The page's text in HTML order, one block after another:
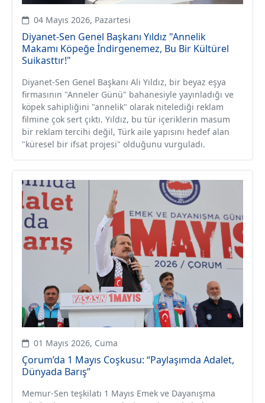
04 Mayıs 2026, Pazartesi
Diyanet-Sen Genel Başkanı Yıldız "Annelik
Makamı Köpeğe İndirgenemez, Bu Bir Kültürel
Suikasttır!"
Diyanet-Sen Genel Başkanı Ali Yıldız, bir beyaz eşya
firmasının "Anneler Günü" bahanesiyle yayınladığı ve
köpek sahipliğini "annelik" olarak nitelediği reklam
filmine çok sert çıktı. Yıldız, bu tür içeriklerin masum
bir reklam tercihi değil, Türk aile yapısını hedef alan
"küresel bir ifsat projesi" olduğunu vurguladı.
01 Mayıs 2026, Cuma
Çorum’da 1 Mayıs Coşkusu: “Paylaşımda Adalet,
Dünyada Barış”
Memur-Sen teşkilatı 1 Mayıs Emek ve Dayanışma